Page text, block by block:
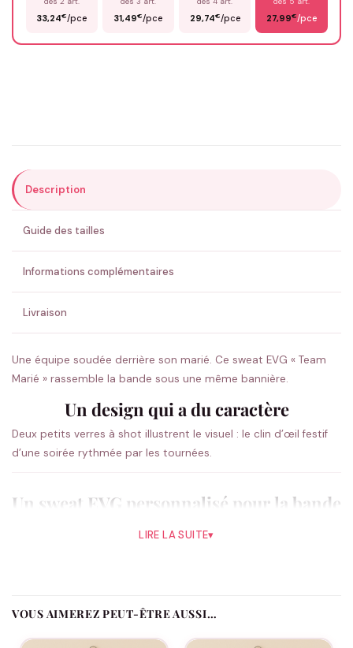
ENVOYER MA DEMANDE ✨
💚 Retour sous 24-48h🇫🇷 Flocage en France✅ Validation avant fabrication
33,24€/pce 31,49€/pce 29,74€/pce 27,99€/pce
Description
Guide des tailles
Informations complémentaires
Livraison
Une équipe soudée derrière son marié. Ce sweat EVG « Team
Marié » rassemble la bande sous une même bannière.
Un design qui a du caractère
Deux petits verres à shot illustrent le visuel : le clin d’œil festif
d’une soirée rythmée par les tournées.
Un sweat EVG personnalisé pour la bande
Un sweat chaud et confortable, idéal pour un EVG qui se
personnelle.
LIRE LA SUITE▾
VOUS AIMEREZ PEUT-ÊTRE AUSSI…